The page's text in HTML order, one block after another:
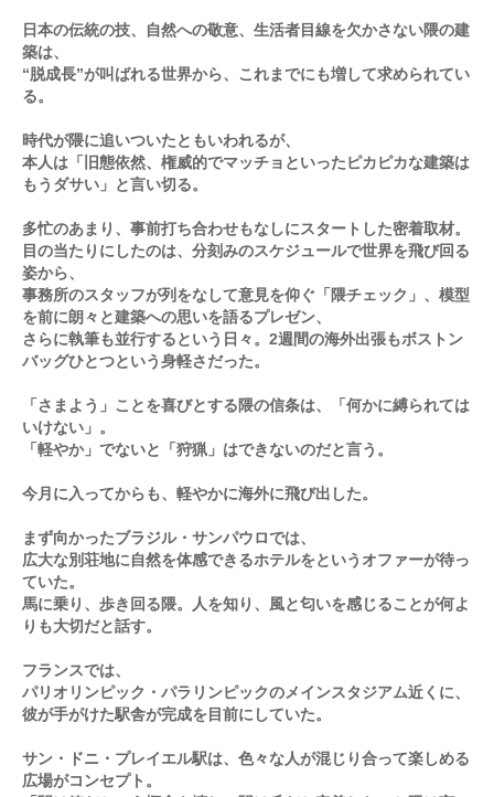
日本の伝統の技、自然への敬意、生活者目線を欠かさない隈の建
築は、
“脱成長”が叫ばれる世界から、これまでにも増して求められてい
る。
時代が隈に追いついたともいわれるが、
本人は「旧態依然、権威的でマッチョといったピカピカな建築は
もうダサい」と言い切る。
多忙のあまり、事前打ち合わせもなしにスタートした密着取材。
目の当たりにしたのは、分刻みのスケジュールで世界を飛び回る
姿から、
事務所のスタッフが列をなして意見を仰ぐ「隈チェック」、模型
を前に朗々と建築への思いを語るプレゼン、
さらに執筆も並行するという日々。2週間の海外出張もボストン
バッグひとつという身軽さだった。
「さまよう」ことを喜びとする隈の信条は、「何かに縛られては
いけない」。
「軽やか」でないと「狩猟」はできないのだと言う。
今月に入ってからも、軽やかに海外に飛び出した。
まず向かったブラジル・サンパウロでは、
広大な別荘地に自然を体感できるホテルをというオファーが待っ
ていた。
馬に乗り、歩き回る隈。人を知り、風と匂いを感じることが何よ
りも大切だと話す。
フランスでは、
パリオリンピック・パラリンピックのメインスタジアム近くに、
彼が手がけた駅舎が完成を目前にしていた。
サン・ドニ・プレイエル駅は、色々な人が混じり合って楽しめる
広場がコンセプト。